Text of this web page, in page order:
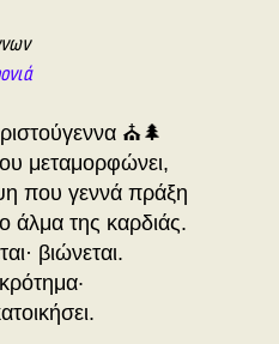
⛪🌲
μεταμορφώνει,
που γεννά πράξη
άλμα της καρδιάς.
βιώνεται.